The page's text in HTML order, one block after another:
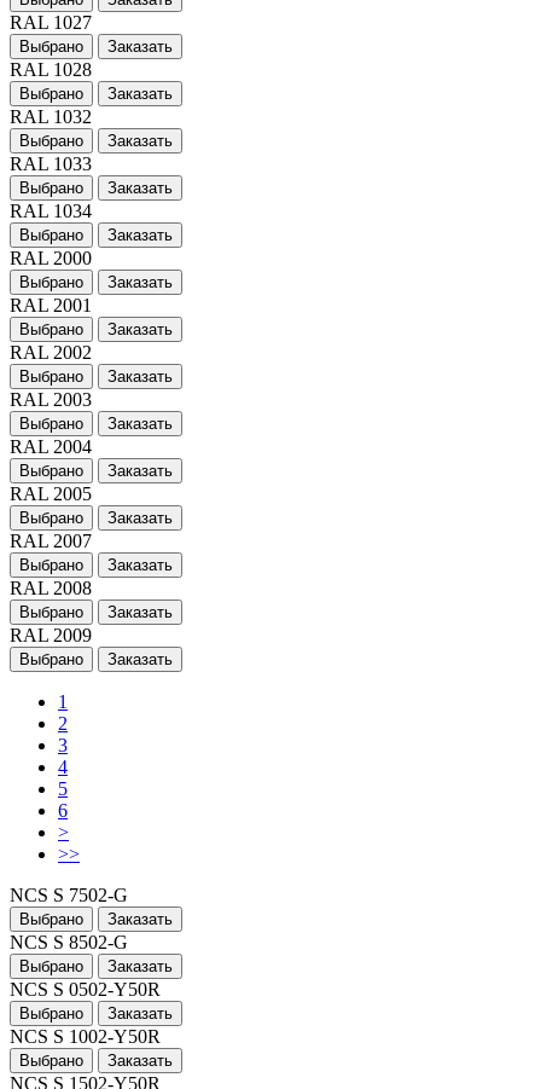
RAL 1027
Выбрано Заказать
RAL 1028
Выбрано Заказать
RAL 1032
Выбрано Заказать
RAL 1033
Выбрано Заказать
RAL 1034
Выбрано Заказать
RAL 2000
Выбрано Заказать
RAL 2001
Выбрано Заказать
RAL 2002
Выбрано Заказать
RAL 2003
Выбрано Заказать
RAL 2004
Выбрано Заказать
RAL 2005
Выбрано Заказать
RAL 2007
Выбрано Заказать
RAL 2008
Выбрано Заказать
RAL 2009
Выбрано Заказать
1
2
3
4
5
6
>
>>
NCS S 7502-G
Выбрано Заказать
NCS S 8502-G
Выбрано Заказать
NCS S 0502-Y50R
Выбрано Заказать
NCS S 1002-Y50R
Выбрано Заказать
NCS S 1502-Y50R